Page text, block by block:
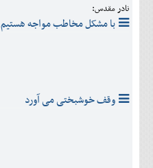
کلینیک
فرهنگی و هنری
نادر مقدس:
با مشکل مخاطب مواجه هستیم
وقف خوشبختی می آورد